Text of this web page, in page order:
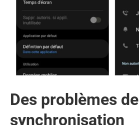
Des problèmes de
synchronisation